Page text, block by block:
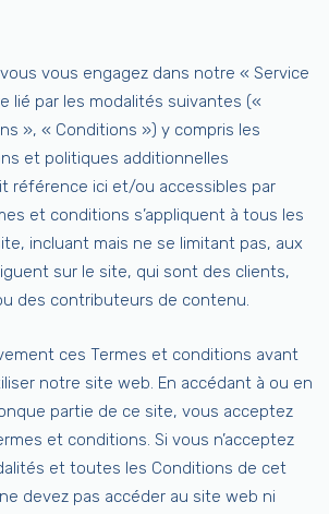
vous engagez dans notre « Service
lié par les modalités suivantes («
», « Conditions ») y compris les
et politiques additionnelles
référence ici et/ou accessibles par
et conditions s’appliquent à tous les
incluant mais ne se limitant pas, aux
sur le site, qui sont des clients,
des contributeurs de contenu.
ces Termes et conditions avant
notre site web. En accédant à ou en
partie de ce site, vous acceptez
et conditions. Si vous n’acceptez
et toutes les Conditions de cet
devez pas accéder au site web ni